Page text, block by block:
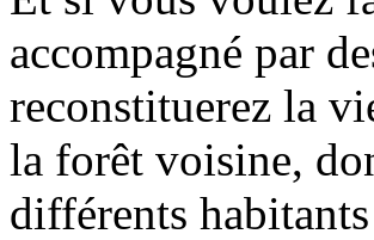
accompagné par
reconstituerez la
la forêt voisine,
différents